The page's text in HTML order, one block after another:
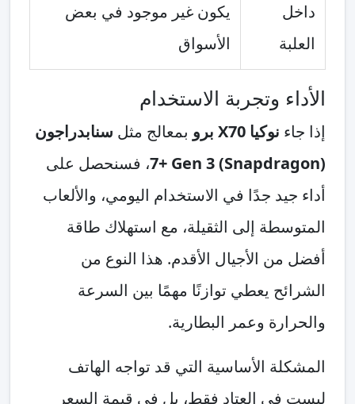
داخل
العلبة
يكون غير موجود في بعض
الأسواق
الأداء وتجربة الاستخدام
إذا جاء نوكيا X70 برو بمعالج مثل سنابدراجون
(Snapdragon) 7+ Gen 3
، فسنحصل على
أداء جيد جدًا في الاستخدام اليومي، والألعاب
المتوسطة إلى الثقيلة، مع استهلاك طاقة
أفضل من الأجيال الأقدم. هذا النوع من
الشرائح يعطي توازنًا مهمًا بين السرعة
والحرارة وعمر البطارية.
المشكلة الأساسية التي قد تواجه الهاتف
ليست في العتاد فقط، بل في قيمة السعر